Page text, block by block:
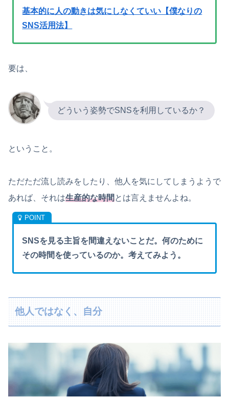
基本的に人の動きは気にしなくていい【僕なりの
SNS活用法】
要は、
どういう姿勢でSNSを利用しているか？
ということ。
ただただ流し読みをしたり、他人を気にしてしまうようで
あれば、それは生産的な時間とは言えませんよね。
SNSを見る主旨を間違えないことだ。何のために
その時間を使っているのか。考えてみよう。
他人ではなく、自分